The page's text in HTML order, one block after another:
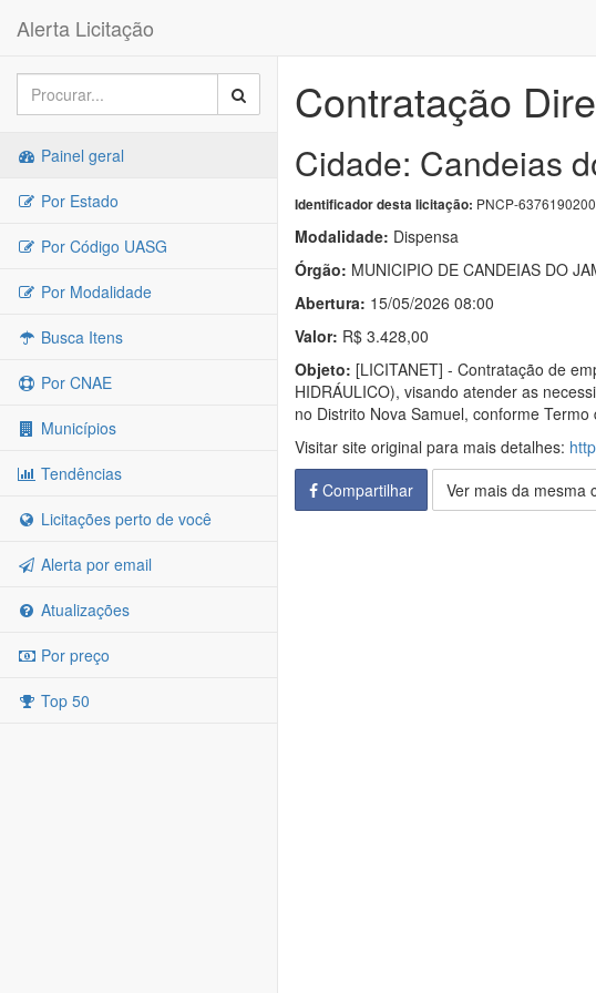
Alerta Licitação
Painel geral
Por Estado
Por Código UASG
Por Modalidade
Busca Itens
Por CNAE
Municípios
Tendências
Licitações perto de você
Alerta por email
Atualizações
Por preço
Top 50
Contratação
Cidade: Candeias
Identificador desta licitação: PNCP-
Modalidade: Dispensa
Órgão: MUNICIPIO DE CANDEIAS DO
Abertura: 15/05/2026 08:00
Valor: R$ 3.428,00
Objeto: [LICITANET] - Contratação de
HIDRÁULICO), visando atender as
no Distrito Nova Samuel, conforme Termo
Visitar site original para mais detalhes:
Compartilhar
Ver mais da mesma